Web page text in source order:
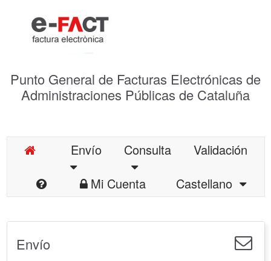
Punto General de Facturas Electrónicas de
Administraciones Públicas de Cataluña
Envío Consulta
Validación
Mi Cuenta
Castellano
Envío